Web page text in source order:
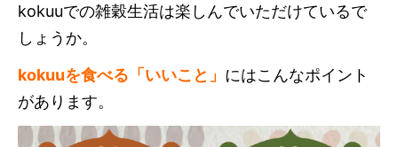
kokuuでの雑穀生活は楽しんでいただけているで
しょうか。
kokuuを食べる「いいこと」 にはこんなポイント
があります。